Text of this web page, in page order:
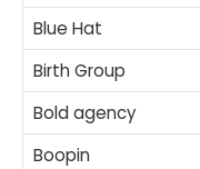
Blue Hat
Birth Group
Bold agency
Boopin